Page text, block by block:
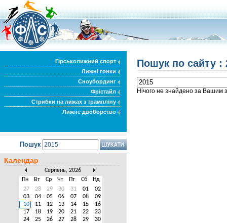
Гірськолижний спорт
Лижні гонки
Сноубординг
Фрістайл
Стрибки на лижах з трампліну
Лижне двоборство
Пошук
Календар
Серпень, 2026
Пн
Вт Ср Чт Пт Сб
Нд
27
28 29 30 31 01
02
03
04 05 06 07 08
09
10
11 12 13 14 15
16
17
18 19 20 21 22
23
24
25 26 27 28 29
30
Пошук по сайту :
Нічого не знайдено за Вашим